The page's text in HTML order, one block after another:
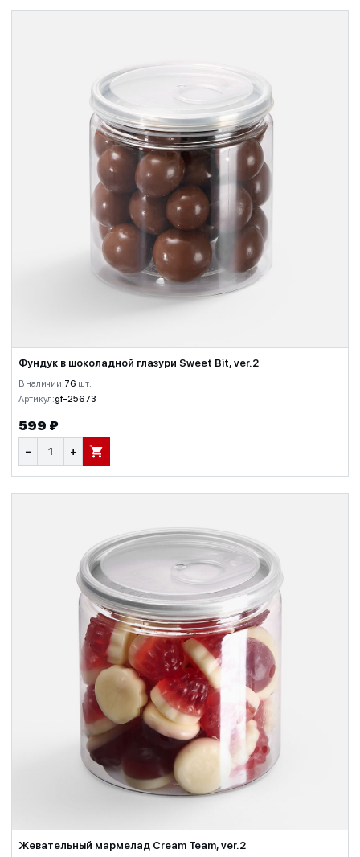
Фундук в шоколадной глазури Sweet Bit, ver.2
В наличии:76 шт.
Артикул:gf-25673
599 ₽
− + В КОРЗИНУ
Жевательный мармелад Cream Team, ver.2